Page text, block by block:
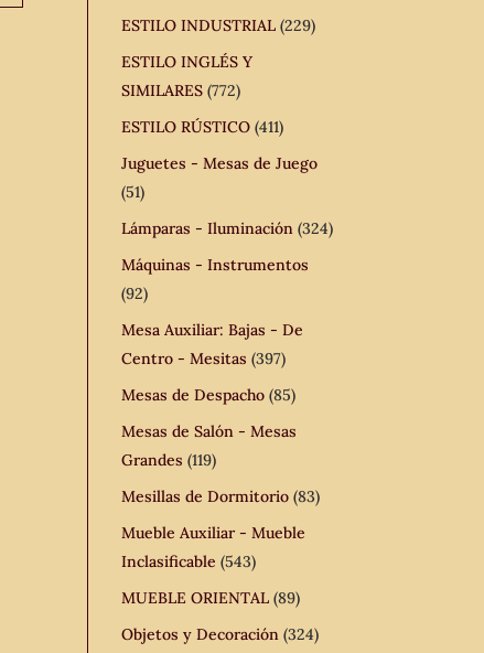
ESTILO INDUSTRIAL (229)
ESTILO INGLÉS Y
SIMILARES (772)
ESTILO RÚSTICO (411)
Juguetes - Mesas de Juego
(51)
Lámparas - Iluminación (324)
Máquinas - Instrumentos
(92)
Mesa Auxiliar: Bajas - De
Centro - Mesitas (397)
Mesas de Despacho (85)
Mesas de Salón - Mesas
Grandes (119)
Mesillas de Dormitorio (83)
Mueble Auxiliar - Mueble
Inclasificable (543)
MUEBLE ORIENTAL (89)
Objetos y Decoración (324)